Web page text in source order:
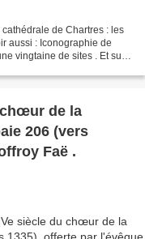
de Chartres : les
aussi : Iconographie de
vingtaine de sites . Et sur
de la
206 (vers
Faë .